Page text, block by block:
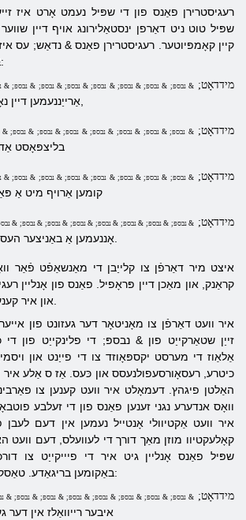
רעגיסטרירן פאַנס פון די שפּיל נעמט אָרט איז
שפּיל טוט ניט דאַרפן ינסטאַלירונג אויף דיין
קיין קאָמפּיוטער. רעגיסטרירן פאַנס & נדאַש; עס
& נבספּ; איר האָבן צו:
& מידדאָט;& נבספּ; & נבספּ; & נבספּ; & נבספּ; & נבספּ; & נבספּ; & נבספּ; &
& מידדאָט;& נבספּ; & נבספּ; & נבספּ; & נבספּ; & נבספּ; & נבספּ; & נבספּ;
בליצפּאָסט
& מידדאָט;& נבספּ; & נבספּ; & נבספּ; & נבספּ; & נבספּ; & נבספּ; & נבספּ; &
קומען אַרויף מיט אַ
& מידדאָט; & נבספּ; & נבספּ; & נבספּ; & נבספּ; & נבספּ; & נבספּ; & נבספּ; &
איצט מיר דאַרפֿן צו קלייַבן די מאַנשאַפֿט פֿאַר
קראַנק, און מאַכן דיין פּראָפיל. פאַנס פון אָנליין
איר וועט דאַרפֿן צו מאָניטאָר דער געזונט פון
זייַן שטאַרקייַט פון & נבספּ; די פלינקייַט פון
אַלאַוז די מערסט יקספּאָוזד צו די פייַנט און
כיטרע, רעסאָורסעפולנעסס און כּעס. אַז ס אַלע
האַלטן פיגהץ. דעמאָלט איר וועט קענען צו
וואָס אנדערע נגני זענען פאַנס פון די זעלבע
איר וועט אַקטיוולי אָנטייל נעמען אין דעם
קאָלעקטיוו מוזן מאַך דורך די לעוועלס, דעם וועט
שפּיל פאַנס אָנליין גיט איר די פיייקייַט צו
באַקומען בריגאַדע. טאַסקס קענען זיין אַנדערש:
& מידדאָט;& נבספּ; & נבספּ; & נבספּ; & נבספּ; & נבספּ; & נבספּ; & נבספּ; &
איבער רייוואַלז אין דער